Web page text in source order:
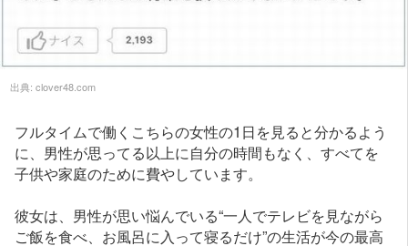
出典: clover48.com
フルタイムで働くこちらの女性の1日を見ると分かるよう
に、男性が思ってる以上に自分の時間もなく、すべてを
子供や家庭のために費やしています。
彼女は、男性が思い悩んでいる“一人でテレビを見ながら
ご飯を食べ、お風呂に入って寝るだけ”の生活が今の最高